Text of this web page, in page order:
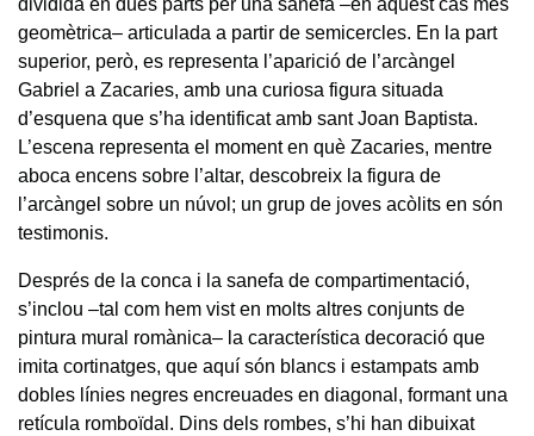
geomètrica– articulada a partir de semicercles. En la part
superior, però, es representa l’aparició de l’arcàngel
Gabriel a Zacaries, amb una curiosa figura situada
d’esquena que s’ha identificat amb sant Joan Baptista.
L’escena representa el moment en què Zacaries, mentre
aboca encens sobre l’altar, descobreix la figura de
l’arcàngel sobre un núvol; un grup de joves acòlits en són
testimonis.
Després de la conca i la sanefa de compartimentació,
s’inclou –tal com hem vist en molts altres conjunts de
pintura mural romànica– la característica decoració que
imita cortinatges, que aquí són blancs i estampats amb
dobles línies negres encreuades en diagonal, formant una
retícula romboïdal. Dins dels rombes, s’hi han dibuixat